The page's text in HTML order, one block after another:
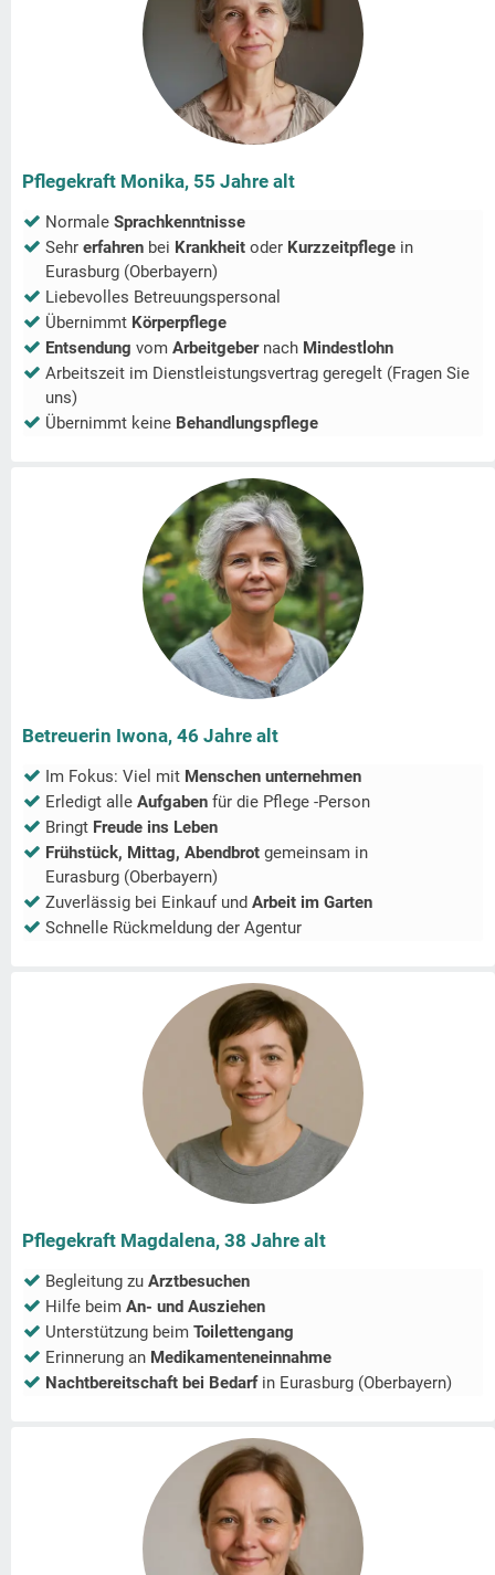
Pflegekraft Monika, 55 Jahre alt
Normale Sprachkenntnisse
Sehr erfahren bei Krankheit oder Kurzzeitpflege in
Eurasburg (Oberbayern)
Liebevolles Betreuungspersonal
Übernimmt Körperpflege
Entsendung vom Arbeitgeber nach Mindestlohn
Arbeitszeit im Dienstleistungsvertrag geregelt (Fragen Sie
uns)
Übernimmt keine Behandlungspflege
Betreuerin Iwona, 46 Jahre alt
Im Fokus: Viel mit Menschen unternehmen
Erledigt alle Aufgaben für die Pflege -Person
Bringt Freude ins Leben
Frühstück, Mittag, Abendbrot gemeinsam in
Eurasburg (Oberbayern)
Zuverlässig bei Einkauf und Arbeit im Garten
Schnelle Rückmeldung der Agentur
Pflegekraft Magdalena, 38 Jahre alt
Begleitung zu Arztbesuchen
Hilfe beim An- und Ausziehen
Unterstützung beim Toilettengang
Erinnerung an Medikamenteneinnahme
Nachtbereitschaft bei Bedarfin Eurasburg (Oberbayern)